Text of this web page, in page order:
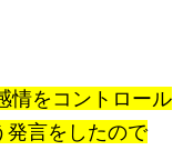
情をコントロール
発言をしたので